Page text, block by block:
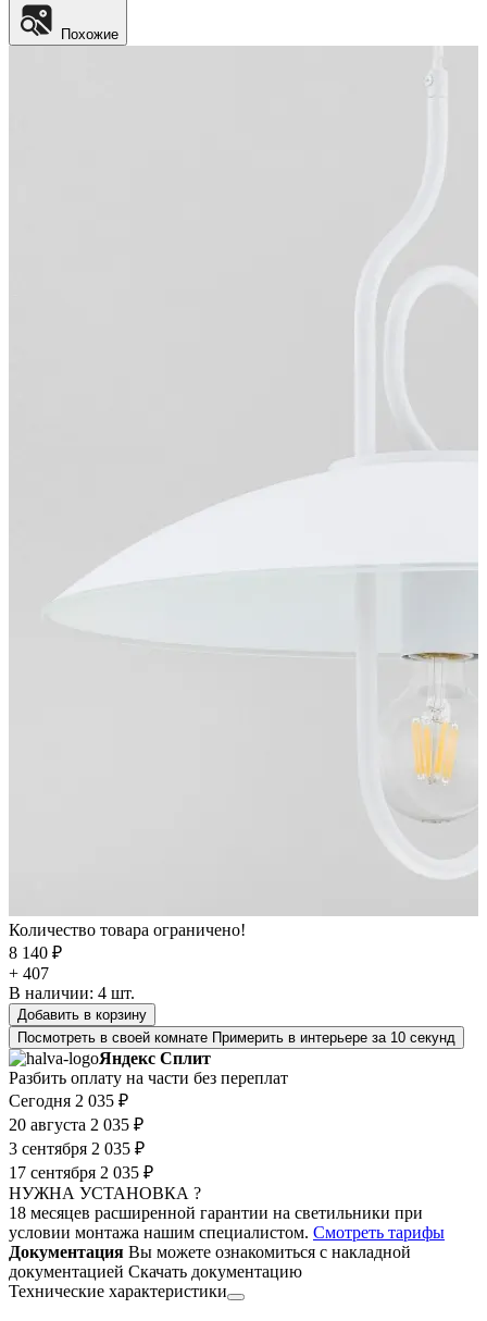
Похожие
Количество товара ограничено!
8 140 ₽
+ 407
В наличии: 4 шт.
Добавить в корзину
Посмотреть в своей комнате Примерить в интерьере за 10 секунд
Яндекс Сплит
Разбить оплату на части без переплат
Сегодня 2 035 ₽
20 августа 2 035 ₽
3 сентября 2 035 ₽
17 сентября 2 035 ₽
НУЖНА УСТАНОВКА ?
18 месяцев расширенной гарантии на светильники при
условии монтажа нашим специалистом. Смотреть тарифы
Документация Вы можете ознакомиться с накладной
документацией Скачать документацию
Технические характеристики